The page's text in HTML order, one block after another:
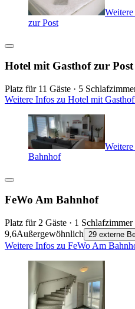
zur Post
Hotel mit Gasthof zur Post
Platz für 11 Gäste · 5
Weitere Infos zu Hotel mit
Bahnhof
FeWo Am Bahnhof
Platz für 2 Gäste · 1
9,6Außergewöhnlich 29 externe
Weitere Infos zu FeWo Am